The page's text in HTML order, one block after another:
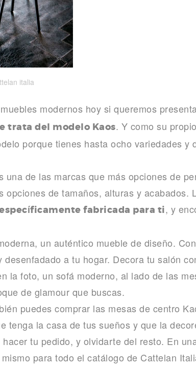
italia
modernos hoy si queremos
trata del modelo Kaos. Y como su
porque tienes hasta ocho variedades y
una de las marcas que más opciones de
opciones de tamaños, alturas y acabados.
fabricada para ti, y
un auténtico mueble de diseño.
a tu hogar. Decora tu salón
la foto, un sofá moderno, al lado de las
de glamour que buscas.
puedes comprar las mesas de centro
tenga la casa de tus sueños y que la
tu pedido, y olvidarte del resto. En
para todo el catálogo de Cattelan